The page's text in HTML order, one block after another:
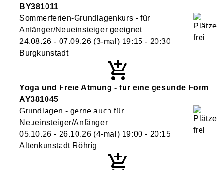
BY381011
Sommerferien-Grundlagenkurs - für
Anfänger/Neueinsteiger geeignet
24.08.26 - 07.09.26 (3-mal) 19:15 - 20:30
Burgkunstadt
Yoga und Freie Atmung - für eine gesunde Form
AY381045
Grundlagen - gerne auch für
Neueinsteiger/Anfänger
05.10.26 - 26.10.26 (4-mal) 19:00 - 20:15
Altenkunstadt Röhrig